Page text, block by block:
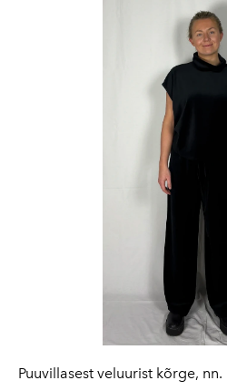
Puuvillasest veluurist kõrge,